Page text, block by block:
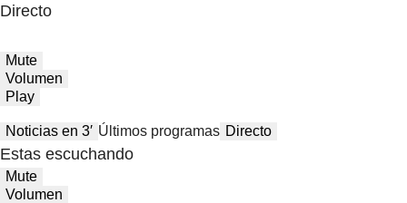
Directo
Mute
Volumen
Play
Noticias en 3′ Últimos programas Directo
Estas escuchando
Mute
Volumen